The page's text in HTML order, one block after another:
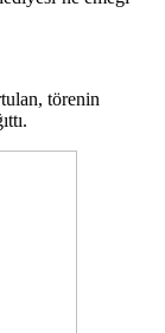
törenin